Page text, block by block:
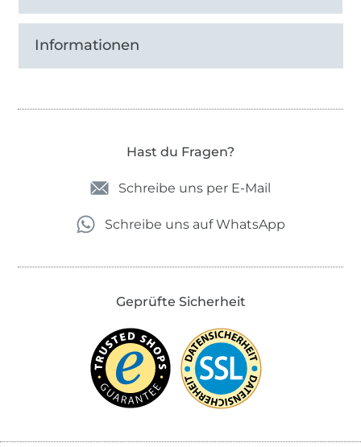
Informationen
Hast du Fragen?
Schreibe uns per E-Mail
Schreibe uns auf WhatsApp
Geprüfte Sicherheit